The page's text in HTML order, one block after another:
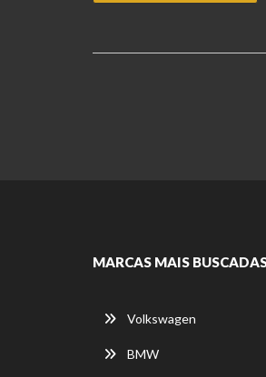
MARCAS MAIS
Volkswagen
BMW